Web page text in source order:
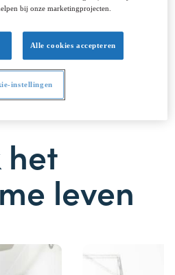
grote budgetten, impactvolle
die een rol speelt in de
Wedden dat ze ooit ons
het
leven
bij onze marketingprojecten.
Alle cookies accepteren
instellingen